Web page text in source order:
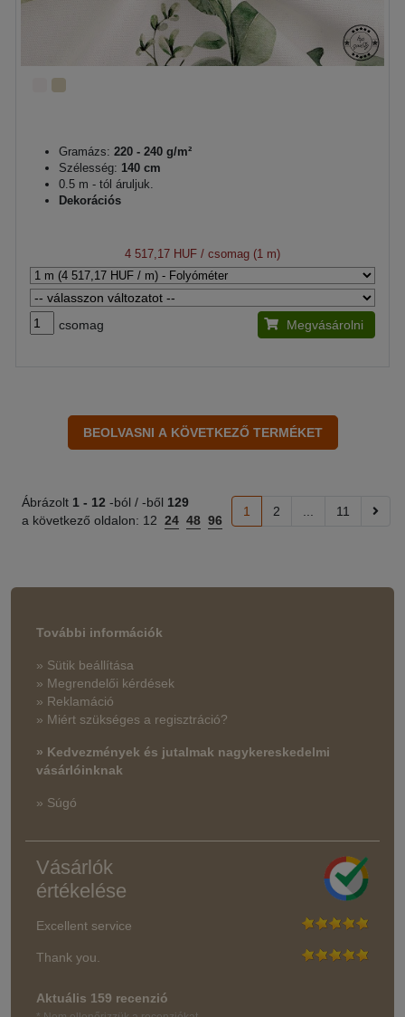
Gramázs: 220 - 240 g/m²
Szélesség: 140 cm
0.5 m - tól áruljuk.
Dekorációs
4 517,17 HUF / csomag (1 m)
csomag Megvásárolni
Ábrázolt 1 - 12 -ból / -ből 129
a következő oldalon: 12 24 48 96
1 2 11
További információk
» Sütik beállítása
» Megrendelői kérdések
» Reklamáció
» Miért szükséges a regisztráció?
» Kedvezmények és jutalmak nagykereskedelmi
vásárlóinknak
» Súgó
Vásárlók
értékelése
Excellent service
Thank you.
Aktuális 159 recenzió